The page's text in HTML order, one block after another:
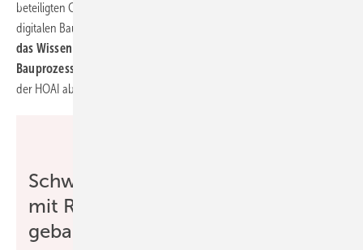
beteiligten Gewerke und damit deren Wertzuwachs durch den
digitalen Bauprozess. Über kurz oder lang stelle sich die Frage,
das Wissen aus der Digitalisierung und aus KI-Anwendungen im
Bauprozess gehöre
der HOAI abgebildet werde.
Schweiz: Erstes bewohntes Haus
mit Robotern und 3D-Druckern
gebaut